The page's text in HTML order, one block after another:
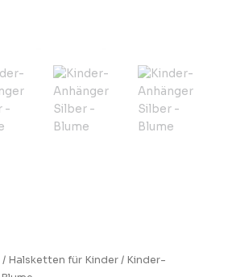
/ Halsketten für Kinder/ Kinder-